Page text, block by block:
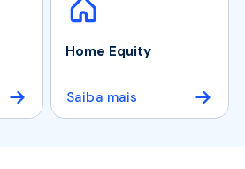
Home Equity
Saiba mais